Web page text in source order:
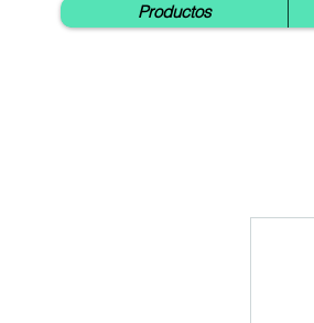
Productos